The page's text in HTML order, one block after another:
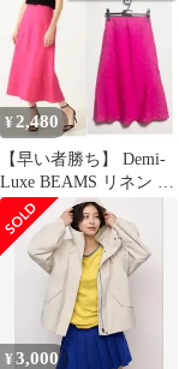
¥2,480
【早い者勝ち】 Demi-
Luxe BEAMS リネン シ
ンプルロングスカート
¥3,000